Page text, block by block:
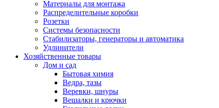
Материалы для монтажа
Распределительные коробки
Розетки
Системы безопасности
Стабилизаторы, генераторы и автоматика
Удлинители
Хозяйственные товары
Дом и сад
Бытовая химия
Ведра, тазы
Веревки, шнуры
Вешалки и крючки